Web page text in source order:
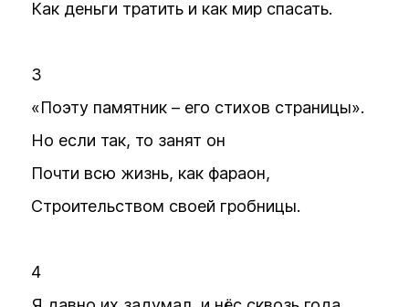
Как деньги тратить и как мир спасать.
3
«Поэту памятник – его стихов страницы».
Но если так, то занят он
Почти всю жизнь, как фараон,
Строительством своей гробницы.
4